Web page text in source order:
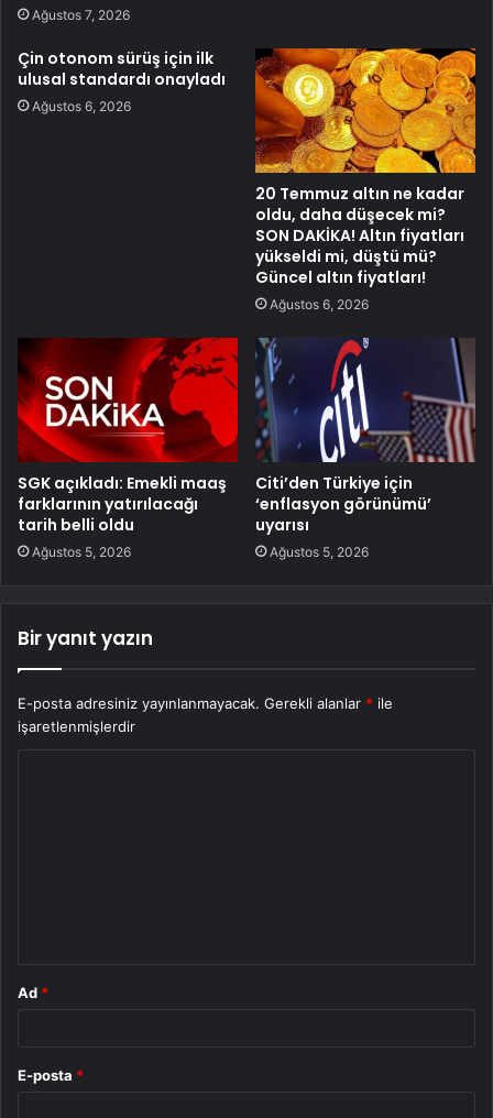
Ağustos 7, 2026
Çin otonom sürüş için ilk
ulusal standardı onayladı
Ağustos 6, 2026
20 Temmuz altın ne kadar
oldu, daha düşecek mi?
SON DAKİKA! Altın fiyatları
yükseldi mi, düştü mü?
Güncel altın fiyatları!
Ağustos 6, 2026
SGK açıkladı: Emekli maaş
farklarının yatırılacağı
tarih belli oldu
Ağustos 5, 2026
Citi’den Türkiye için
‘enflasyon görünümü’
uyarısı
Ağustos 5, 2026
Bir yanıt yazın
E-posta adresiniz yayınlanmayacak. Gerekli alanlar * ile
işaretlenmişlerdir
Ad *
E-posta *